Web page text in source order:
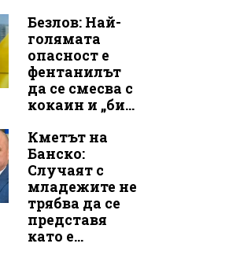
Безлов: Най-
голямата
опасност е
фентанилът
да се смесва с
кокаин и „би...
Кметът на
Банско:
Случаят с
младежите не
трябва да се
представя
като е...